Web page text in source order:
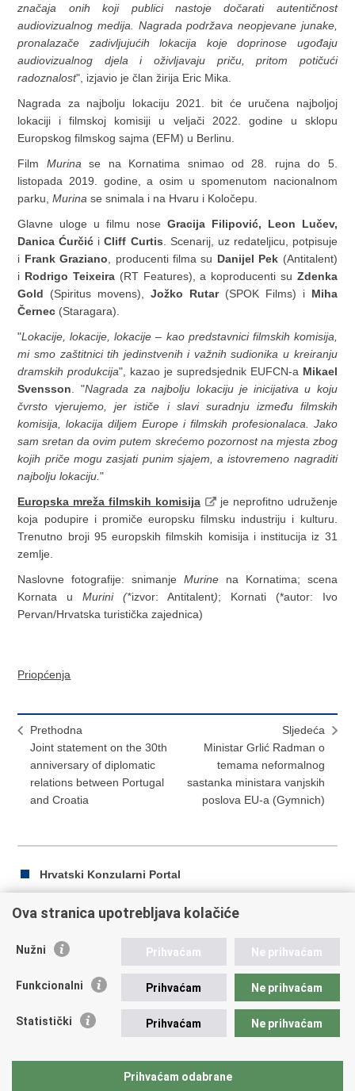
značaja onih koji publici nastoje dočarati autentičnost
audiovizualnog medija. Nagrada podržava neopjevane junake,
pronalazače zadivljujućih lokacija koje doprinose ugođaju
audiovizualnog djela i oživljavaju priču, pritom potičući
radoznalost", izjavio je član žirija Eric Mika.
Nagrada za najbolju lokaciju 2021. bit će uručena najboljoj
lokaciji i filmskoj komisiji u veljači 2022. godine u sklopu
Europskog filmskog sajma (EFM) u Berlinu.
Film Murina se na Kornatima snimao od 28. rujna do 5.
listopada 2019. godine, a osim u spomenutom nacionalnom
parku,Murina se snimala i na Hvaru i Koločepu.
Glavne uloge u filmu nose Gracija Filipović, Leon Lučev,
Danica Ćurčić iCliff Curtis . Scenarij, uz redateljicu, potpisuje
i Frank Graziano , producenti filma su Danijel Pek (Antitalent)
i Rodrigo Teixeira(RT Features), a koproducenti su Zdenka
Gold (Spiritus movens),Jožko Rutar(SPOK Films) i Miha
Černec (Staragara).
"Lokacije, lokacije, lokacije – kao predstavnici filmskih komisija,
mi smo zaštitnici tih jedinstvenih i važnih sudionika u kreiranju
dramskih produkcija", kazao je supredsjednik EUFCN-a Mikael
Svensson . "Nagrada za najbolju lokaciju je inicijativa u koju
čvrsto vjerujemo, jer ističe i slavi suradnju između filmskih
komisija, lokacija diljem Europe i filmskih profesionalaca. Jako
sam sretan da ovim putem skrećemo pozornost na mjesta zbog
kojih priče mogu zasjati punim sjajem, a istovremeno nagraditi
najbolju lokaciju."
Europska mreža filmskih komisija
je neprofitno udruženje
koja podupire i promiče europsku filmsku industriju i kulturu.
Trenutno broji 95 europskih filmskih komisija i institucija iz 31
zemlje.
Naslovne fotografije: snimanje Murine na Kornatima; scena
Kornata uMurini (*izvor: Antitalent); Kornati (*autor: Ivo
Pervan/Hrvatska turistička zajednica)
Priopćenja
Prethodna
Joint statement on the 30th
anniversary of diplomatic
relations between Portugal
and Croatia
Sljedeća
Ministar Grlić Radman o
temama neformalnog
sastanka ministara vanjskih
poslova EU-a (Gymnich)
Hrvatski Konzularni Portal
Ispiši
Podijeli
Facebooku
Twitteru
Republika Hrvatska
Trg N.Š. Zrinskog 7-8, 10000 Zagreb
fax: +385 (0)1 4551 795, +385 (0)1 4920 149
ministarstvo@mvep.hr
Ova stranica upotrebljava kolačiće
Nužni Prihvaćam Ne prihvaćam
Funkcionalni Prihvaćam Ne prihvaćam
Statistički Prihvaćam Ne prihvaćam
Prihvaćam odabrane